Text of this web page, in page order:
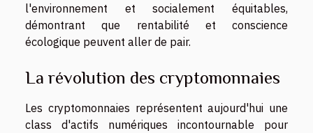
l'environnement et socialement équitables,
démontrant que rentabilité et conscience
écologique peuvent aller de pair.
La révolution des cryptomonnaies
Les cryptomonnaies représentent aujourd'hui une
class d'actifs numériques incontournable pour